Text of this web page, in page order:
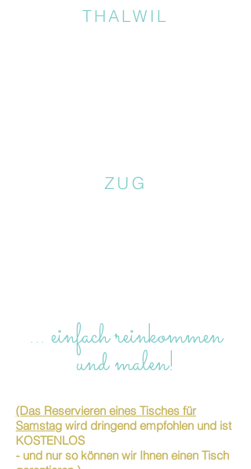
THALWIL
ZUG
… einfach reinkommen
und malen!
(Das Reservieren eines Tisches für
Samstag wird dringend empfohlen und ist
KOSTENLOS
- und nur so können wir Ihnen einen Tisch